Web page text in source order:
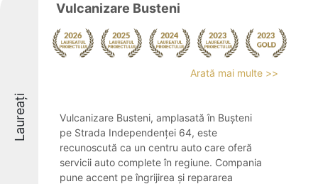
Laureați
Vulcanizare Busteni
Arată mai multe >>
Vulcanizare Busteni, amplasată în Bușteni
pe Strada Independenței 64, este
recunoscută ca un centru auto care oferă
servicii auto complete în regiune. Compania
pune accent pe îngrijirea și repararea